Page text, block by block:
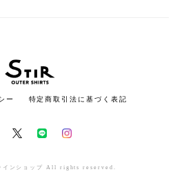
ー 特定商取引法に基づく表記
インショップ All rights reserved.